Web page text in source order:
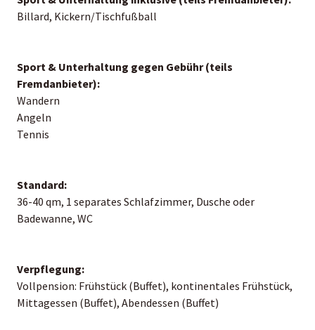
Billard, Kickern/Tischfußball
Sport & Unterhaltung gegen Gebühr (teils
Fremdanbieter):
Wandern
Angeln
Tennis
Standard:
36-40 qm, 1 separates Schlafzimmer, Dusche oder
Badewanne, WC
Verpflegung:
Vollpension: Frühstück (Buffet), kontinentales Frühstück,
Mittagessen (Buffet), Abendessen (Buffet)